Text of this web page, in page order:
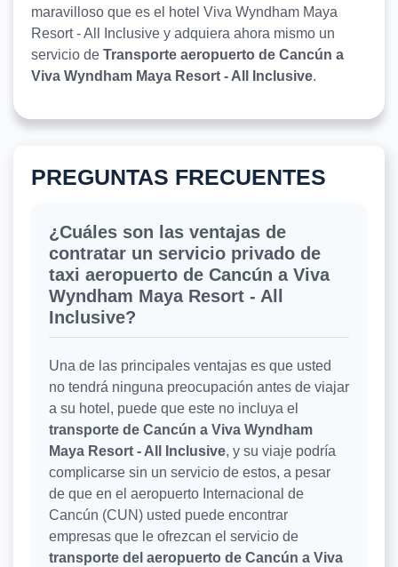
maravilloso que es el hotel Viva Wyndham Maya
Resort - All Inclusive y adquiera ahora mismo un
servicio de Transporte aeropuerto de Cancún a
Viva Wyndham Maya Resort - All Inclusive.
PREGUNTAS FRECUENTES
¿Cuáles son las ventajas de
contratar un servicio privado de
taxi aeropuerto de Cancún a Viva
Wyndham Maya Resort - All
Inclusive?
Una de las principales ventajas es que usted
no tendrá ninguna preocupación antes de viajar
a su hotel, puede que este no incluya el
transporte de Cancún a Viva Wyndham
Maya Resort - All Inclusive, y su viaje podría
complicarse sin un servicio de estos, a pesar
de que en el aeropuerto Internacional de
Cancún (CUN) usted puede encontrar
empresas que le ofrezcan el servicio de
transporte del aeropuerto de Cancún a Viva